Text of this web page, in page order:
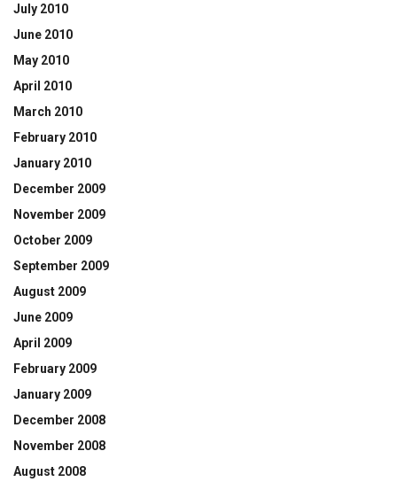
July 2010
June 2010
May 2010
April 2010
March 2010
February 2010
January 2010
December 2009
November 2009
October 2009
September 2009
August 2009
June 2009
April 2009
February 2009
January 2009
December 2008
November 2008
August 2008